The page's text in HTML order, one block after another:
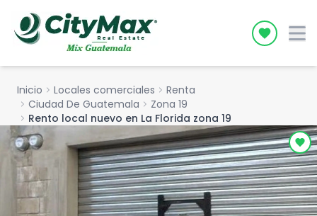
Icon
Inicio chevron_right Locales comerciales chevron_right Renta
chevron_right Ciudad De Guatemala chevron_right Zona 19
chevron_right Rento local nuevo en La Florida zona 19